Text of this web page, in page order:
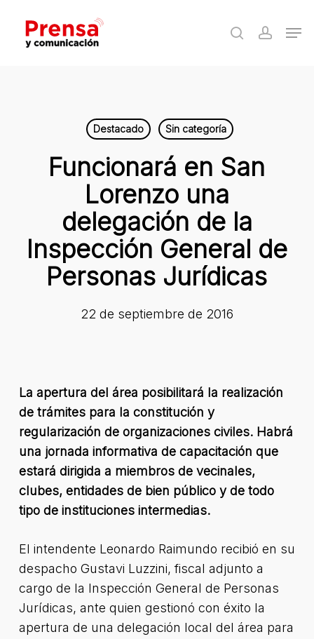
main
search
Destacado Sin categoría
Funcionará en San
Lorenzo una
delegación de la
Inspección General de
Personas Jurídicas
22 de septiembre de 2016
La apertura del área posibilitará la realización
de trámites para la constitución y
regularización de organizaciones civiles. Habrá
una jornada informativa de capacitación que
estará dirigida a miembros de vecinales,
clubes, entidades de bien público y de todo
tipo de instituciones intermedias.
El intendente Leonardo Raimundo recibió en su
despacho Gustavi Luzzini, fiscal adjunto a
cargo de la Inspección General de Personas
Jurídicas, ante quien gestionó con éxito la
apertura de una delegación local del área para